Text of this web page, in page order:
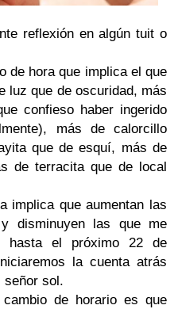
reflexión en algún tuit o
de hora que implica el que
luz que de oscuridad, más
confieso haber ingerido
más de calorcillo
que de esquí, más de
de terracita que de local
implica que aumentan las
disminuyen las que me
el próximo 22 de
la cuenta atrás
señor sol.
de horario es que